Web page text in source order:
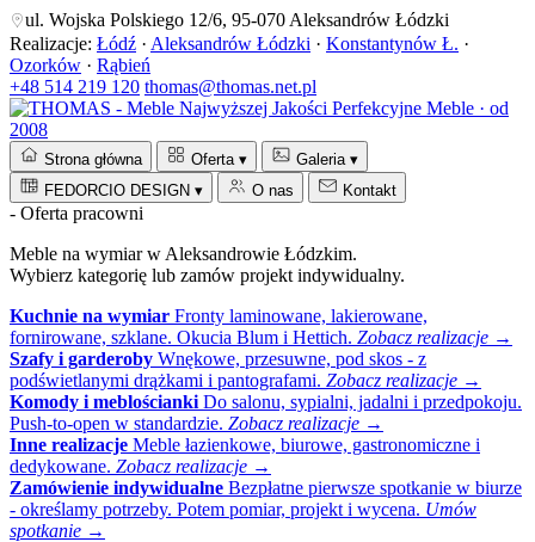
ul. Wojska Polskiego 12/6, 95-070 Aleksandrów Łódzki
Realizacje: Łódź · Aleksandrów Łódzki · Konstantynów Ł. ·
Ozorków · Rąbień
+48 514 219 120 thomas@thomas.net.pl
Perfekcyjne Meble · od
2008
Strona główna Oferta ▾ Galeria ▾
FEDORCIO DESIGN ▾ O nas Kontakt
- Oferta pracowni
Meble na wymiar w Aleksandrowie Łódzkim.
Wybierz kategorię lub zamów projekt indywidualny.
Kuchnie na wymiar Fronty laminowane, lakierowane,
fornirowane, szklane. Okucia Blum i Hettich. Zobacz realizacje →
Szafy i garderoby Wnękowe, przesuwne, pod skos - z
podświetlanymi drążkami i pantografami. Zobacz realizacje →
Komody i meblościanki Do salonu, sypialni, jadalni i przedpokoju.
Push-to-open w standardzie. Zobacz realizacje →
Inne realizacje Meble łazienkowe, biurowe, gastronomiczne i
dedykowane. Zobacz realizacje →
Zamówienie indywidualne Bezpłatne pierwsze spotkanie w biurze
- określamy potrzeby. Potem pomiar, projekt i wycena. Umów
spotkanie →